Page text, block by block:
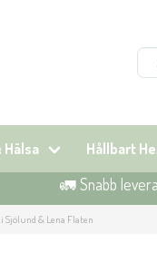
Hälsa Hållbart
🚛 Snabb
Sjölund & Lena Flaten